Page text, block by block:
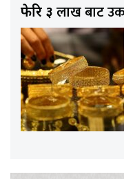
फेरि ३ लाख बाट